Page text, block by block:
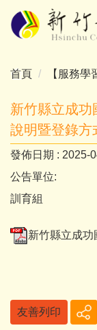
跳
到
內
區
首頁 【服務學
新竹縣立成
說明暨登錄方
發佈日期 : 2025-
公告單位:
訓育組
新竹縣立成
友善列印